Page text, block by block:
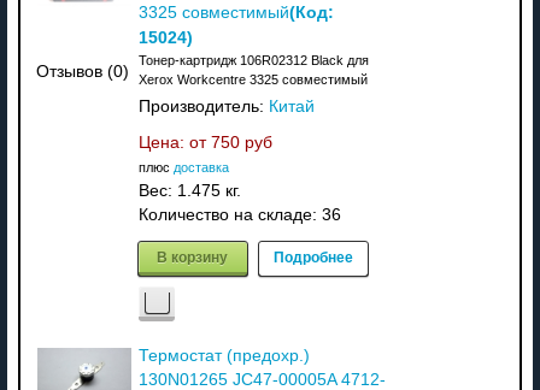
Отзывов (0)
3325 совместимый(Код:
15024)
Тонер-картридж 106R02312 Black для
Xerox Workcentre 3325 совместимый
Производитель: Китай
Цена: от 750 руб
плюс доставка
Вес: 1.475 кг.
Количество на складе: 36
В корзину Подробнее
Термостат (предохр.)
130N01265 JC47-00005A 4712-